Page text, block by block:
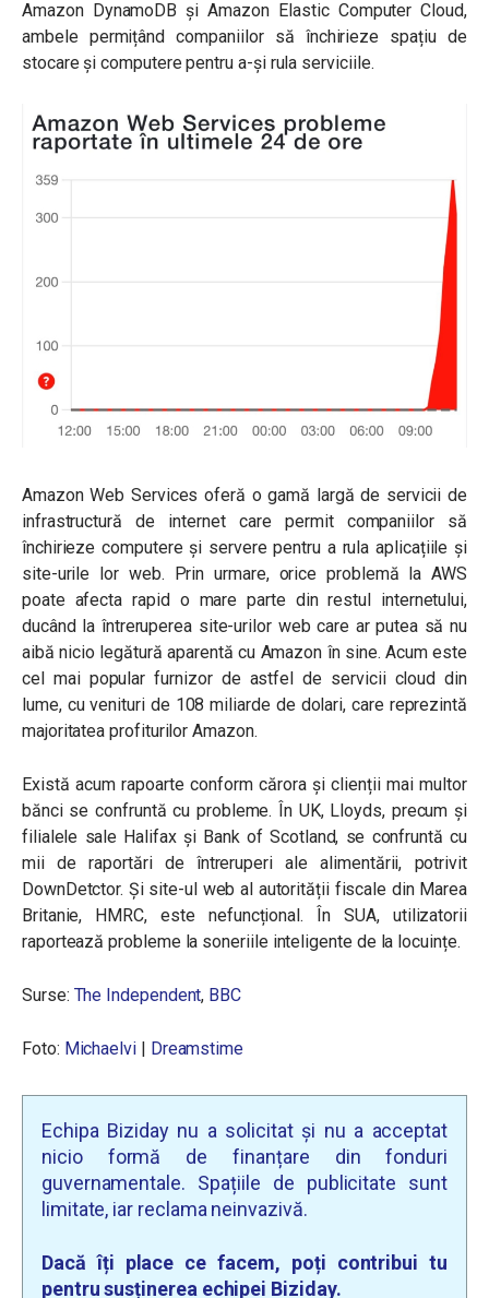
Amazon DynamoDB și Amazon Elastic Computer Cloud,
ambele permițând companiilor să închirieze spațiu de
stocare și computere pentru a-și rula serviciile.
Amazon Web Services oferă o gamă largă de servicii de
infrastructură de internet care permit companiilor să
închirieze computere și servere pentru a rula aplicațiile și
site-urile lor web. Prin urmare, orice problemă la AWS
poate afecta rapid o mare parte din restul internetului,
ducând la întreruperea site-urilor web care ar putea să nu
aibă nicio legătură aparentă cu Amazon în sine. Acum este
cel mai popular furnizor de astfel de servicii cloud din
lume, cu venituri de 108 miliarde de dolari, care reprezintă
majoritatea profiturilor Amazon.
Există acum rapoarte conform cărora și clienții mai multor
bănci se confruntă cu probleme. În UK, Lloyds, precum și
filialele sale Halifax și Bank of Scotland, se confruntă cu
mii de raportări de întreruperi ale alimentării, potrivit
DownDetctor. Și site-ul web al autorității fiscale din Marea
Britanie, HMRC, este nefuncțional. În SUA, utilizatorii
raportează probleme la soneriile inteligente de la locuințe.
Surse: The Independent, BBC
Foto: Michaelvi| Dreamstime
Echipa Biziday nu a solicitat și nu a acceptat
nicio formă de finanțare din fonduri
guvernamentale. Spațiile de publicitate sunt
limitate, iar reclama neinvazivă.
Dacă îți place ce facem, poți contribui tu
pentru susținerea echipei Biziday.